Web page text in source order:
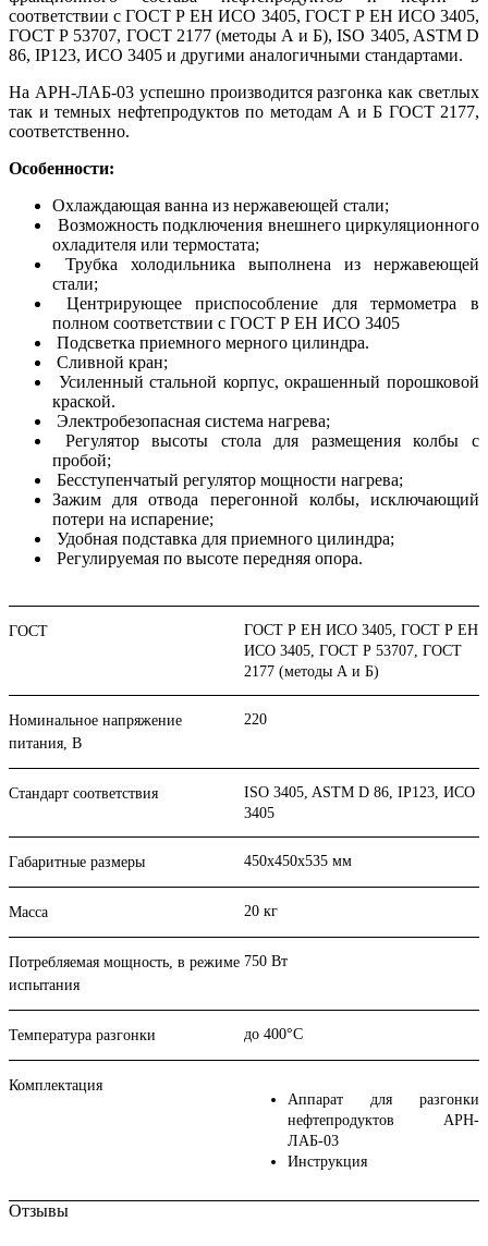
соответствии с ГОСТ Р ЕН ИСО 3405, ГОСТ Р ЕН ИСО 3405,
ГОСТ Р 53707, ГОСТ 2177 (методы А и Б), ISO 3405, ASTM D
86, IP123, ИСО 3405 и другими аналогичными стандартами.
На АРН-ЛАБ-03 успешно производится разгонка как светлых
так и темных нефтепродуктов по методам А и Б ГОСТ 2177,
соответственно.
Особенности:
Охлаждающая ванна из нержавеющей стали;
Возможность подключения внешнего циркуляционного
охладителя или термостата;
Трубка холодильника выполнена из нержавеющей
стали;
Центрирующее приспособление для термометра в
полном соответствии с ГОСТ Р ЕН ИСО 3405
Подсветка приемного мерного цилиндра.
Сливной кран;
Усиленный стальной корпус, окрашенный порошковой
краской.
Электробезопасная система нагрева;
Регулятор высоты стола для размещения колбы с
пробой;
Бесступенчатый регулятор мощности нагрева;
Зажим для отвода перегонной колбы, исключающий
потери на испарение;
Удобная подставка для приемного цилиндра;
Регулируемая по высоте передняя опора.
ГОСТ
ГОСТ Р ЕН ИСО 3405, ГОСТ Р ЕН
ИСО 3405, ГОСТ Р 53707, ГОСТ
2177 (методы А и Б)
Номинальное напряжение
питания, В
220
Стандарт соответствия
ISO 3405, ASTM D 86, IP123, ИСО
3405
Габаритные размеры 450х450х535 мм
Масса 20 кг
Потребляемая мощность, в режиме
испытания
750 Вт
Температура разгонки до 400°С
Комплектация
Аппарат для разгонки
нефтепродуктов АРН-
ЛАБ-03
Инструкция
Отзывы